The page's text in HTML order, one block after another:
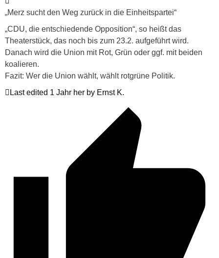
„Merz sucht den Weg zurück in die Einheitspartei“
„CDU, die entschiedende Opposition“, so heißt das
Theaterstück, das noch bis zum 23.2. aufgeführt wird.
Danach wird die Union mit Rot, Grün oder ggf. mit beiden
koalieren.
Fazit: Wer die Union wählt, wählt rotgrüne Politik.
Last edited 1 Jahr her by Ernst K.